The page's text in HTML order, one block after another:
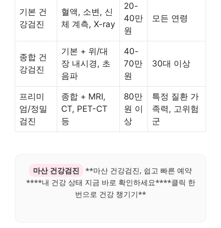
기본 건
강검진
혈액, 소변, 신
체 계측, X-ray
20-
40만
원
모든 연령
종합 건
강검진
기본 + 위/대
장 내시경, 초
음파
40-
70만
원
30대 이상
프리미
엄/정밀
검진
종합 + MRI,
CT, PET-CT
등
80만
원 이
상
특정 질환 가
족력, 고위험
군
마산 건강검진
**마산 건강검진, 쉽고 빠른 예약
****내 건강 상태 지금 바로 확인하세요****클릭 한
번으로 건강 챙기기**